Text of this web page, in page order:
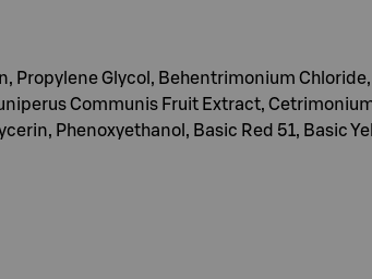
Propylene Glycol, Behentrimonium
Communis Fruit Extract,
Phenoxyethanol, Basic Red 51, Basic